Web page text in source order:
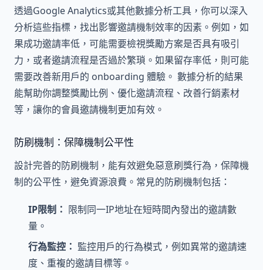
透過Google Analytics或其他數據分析工具，你可以深入
分析這些指標，找出影響邀請機制效率的因素。例如，如
果成功邀請率低，可能需要檢視獎勵方案是否具有吸引
力，或者邀請流程是否過於繁瑣。如果留存率低，則可能
需要改善新用戶的 onboarding 體驗。 數據分析的結果
能幫助你調整獎勵比例、優化邀請流程、改善行銷素材
等，讓你的會員邀請機制更加有效。
防刷機制：保障機制公平性
設計完善的防刷機制，能有效避免惡意刷獎行為，保障機
制的公平性，避免資源浪費。常見的防刷機制包括：
IP限制： 限制同一IP地址在短時間內發出的邀請數
量。
行為監控： 監控用戶的行為模式，例如異常的邀請速
度、重複的邀請目標等。